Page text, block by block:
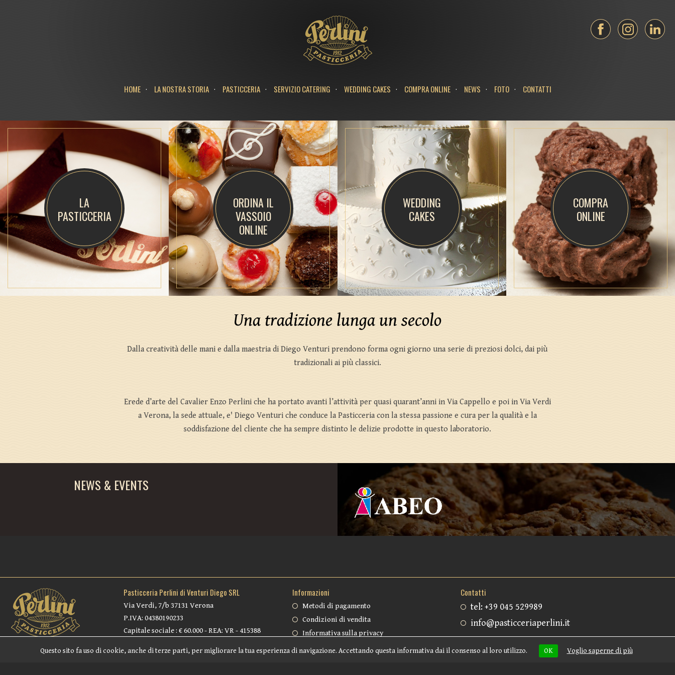
Questo sito fa uso di cookie, anche di terze parti, per migliorare la tua esperienza di navigazione. Accettando questa informativa dai il consenso al loro utilizzo. OK Voglio saperne di più
HOME LA NOSTRA STORIA PASTICCERIA SERVIZIO CATERING WEDDING CAKES COMPRA ONLINE NEWS FOTO CONTATTI
LA
PASTICCERIA
ORDINA IL
VASSOIO
ONLINE
WEDDING
CAKES
COMPRA
ONLINE
Una tradizione lunga un secolo
Dalla creatività delle mani e dalla maestria di Diego Venturi prendono forma ogni giorno una serie di preziosi dolci, dai più
tradizionali ai più classici.
Erede d’arte del Cavalier Enzo Perlini che ha portato avanti l’attività per quasi quarant’anni in Via Cappello e poi in Via Verdi
a Verona, la sede attuale, e' Diego Venturi che conduce la Pasticceria con la stessa passione e cura per la qualità e la
soddisfazione del cliente che ha sempre distinto le delizie prodotte in questo laboratorio.
NEWS & EVENTS
Pasticceria Perlini di Venturi Diego SRL
Via Verdi, 7/b 37131 Verona
P.IVA: 04380190233
Capitale sociale : € 60.000 - REA: VR - 415388
Informazioni
Metodi di pagamento
Condizioni di vendita
Informativa sulla privacy
Spedizioni
Contatti
tel: +39 045 529989
info@pasticceriaperlini.it
webmotion